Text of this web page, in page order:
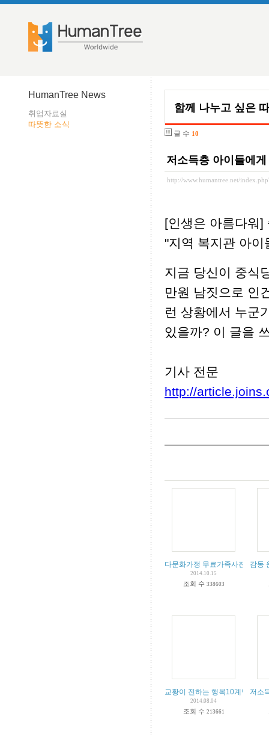
HumanTree News
취업자료실
따뜻한 소식
함께 나누고 싶은
글 수 10
저소득층 아이들에
http://www.humantree.net/
[인생은 아름다워]
"지역 복지관 아
지금 당신이 중식
만원 남짓으로 인
런 상황에서 누군
있을까? 이 글을
기사 전문
http://
다문화가정 무료가족사진촬영
2014.10.15
조회 수 338603
감동
교황이 전하는 행복10계명 -다
2014.08.04
조회 수 213661
저소